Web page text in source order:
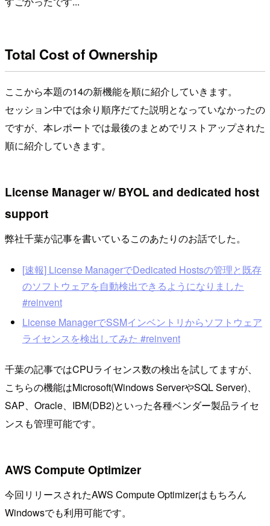
Total Cost of Ownership
ここから本題の14の新機能を順に紹介していきます。
セッション中では余り順序だてた説明となっていなかったの
ですが、本レポートでは最後のまとめでリストアップされた
順に紹介していきます。
License Manager w/ BYOL and dedicated host
support
弊社千葉が記事を書いているこのあたりのお話でした。
[速報] License ManagerでDedicated Hostsの管理と既存
のソフトウェアを自動検出できるようになりました
#reinvent
License ManagerでSSMインベントリからソフトウェア
ライセンスを検出してみた #reinvent
千葉の記事ではCPUライセンス数の検出を試してますが、
こちらの機能はMicrosoft(Windows ServerやSQL Server)、
SAP、Oracle、IBM(DB2)といった各種ベンダー製品ライセ
ンスも管理可能です。
AWS Compute Optimizer
今回リリースされたAWS Compute Optimizerはもちろん
Windowsでも利用可能です。